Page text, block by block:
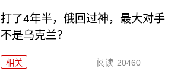
打了4年半，俄回过神，最大对手
不是乌克兰？
相关 阅读 20460